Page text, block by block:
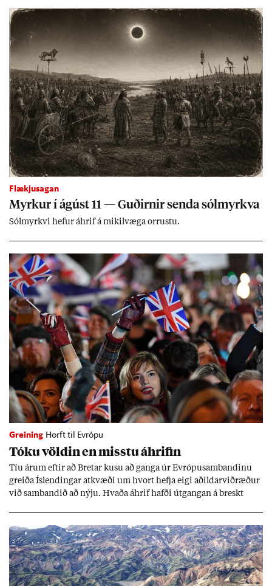
kerfi, en sveigj­an­leiki til lausna er um­tals­verð­ur.
Flækjusagan
Myrk­ur í ág­úst 11 — Guð­irn­ir senda sól­myrkva
Sól­myrkvi hef­ur áhrif á mik­il­væga orr­ustu.
Greining Horft til Evrópu
Tóku völd­in en misstu áhrif­in
Tíu ár­um eft­ir að Bret­ar kusu að ganga úr Evr­ópu­sam­band­inu
greiða Ís­lend­ing­ar at­kvæði um hvort hefja eigi að­ild­ar­við­ræð­ur
við sam­band­ið að nýju. Hvaða áhrif hafði út­gang­an á breskt